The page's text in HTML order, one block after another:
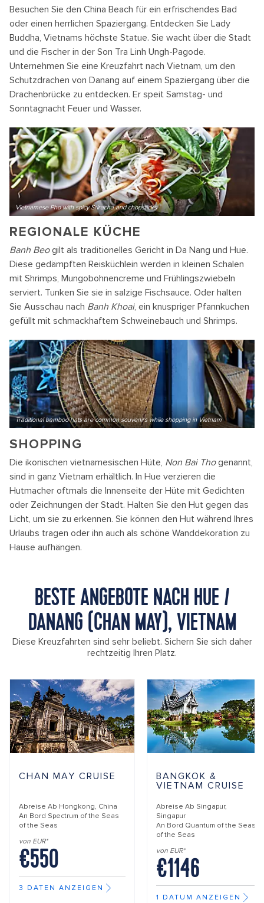
Besuchen Sie den China Beach für ein erfrischendes Bad
oder einen herrlichen Spaziergang. Entdecken Sie Lady
Buddha, Vietnams höchste Statue. Sie wacht über die Stadt
und die Fischer in der Son Tra Linh Ungh-Pagode.
Unternehmen Sie eine Kreuzfahrt nach Vietnam, um den
Schutzdrachen von Danang auf einem Spaziergang über die
Drachenbrücke zu entdecken. Er speit Samstag- und
Sonntagnacht Feuer und Wasser.
Vietnamese Pho with spicy Sriracha and chopsticks
REGIONALE KÜCHE
Banh Beogilt als traditionelles Gericht in Da Nang und Hue.
Diese gedämpften Reisküchlein werden in kleinen Schalen
mit Shrimps, Mungobohnencreme und Frühlingszwiebeln
serviert. Tunken Sie sie in salzige Fischsauce. Oder halten
Sie Ausschau nach Banh Khoai, ein knuspriger Pfannkuchen
gefüllt mit schmackhaftem Schweinebauch und Shrimps.
Traditional bamboo hats are common souvenirs while shopping in Vietnam
SHOPPING
Die ikonischen vietnamesischen Hüte, Non Bai Thogenannt,
sind in ganz Vietnam erhältlich. In Hue verzieren die
Hutmacher oftmals die Innenseite der Hüte mit Gedichten
oder Zeichnungen der Stadt. Halten Sie den Hut gegen das
Licht, um sie zu erkennen. Sie können den Hut während Ihres
Urlaubs tragen oder ihn auch als schöne Wanddekoration zu
Hause aufhängen.
BESTE ANGEBOTE NACH HUE /
DANANG (CHAN MAY), VIETNAM
Diese Kreuzfahrten sind sehr beliebt. Sichern Sie sich daher
rechtzeitig Ihren Platz.
CHAN MAY CRUISE
Abreise Ab Hongkong, China
An Bord Spectrum of the Seas
of the Seas
von EUR*
€550
3 DATEN ANZEIGEN
BANGKOK &
VIETNAM CRUISE
Abreise Ab Singapur,
Singapur
An Bord Quantum of the Seas
of the Seas
von EUR*
€1146
1 DATUM ANZEIGEN